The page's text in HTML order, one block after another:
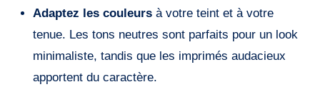
Adaptez les couleursà votre teint et à votre
tenue. Les tons neutres sont parfaits pour un look
minimaliste, tandis que les imprimés audacieux
apportent du caractère.